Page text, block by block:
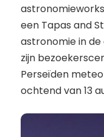
een Tapas and
astronomie in
zijn
Perseïden
ochtend van 13